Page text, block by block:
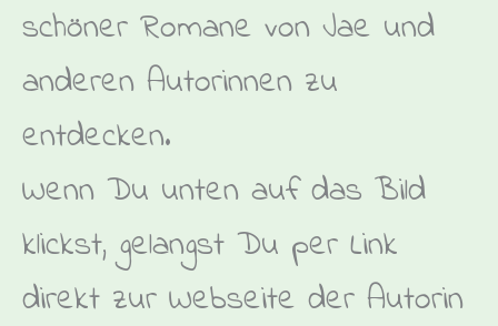
schöner Romane von Jae und
anderen Autorinnen zu
entdecken.
Wenn Du unten auf das Bild
klickst, gelangst Du per Link
direkt zur Webseite der Autorin